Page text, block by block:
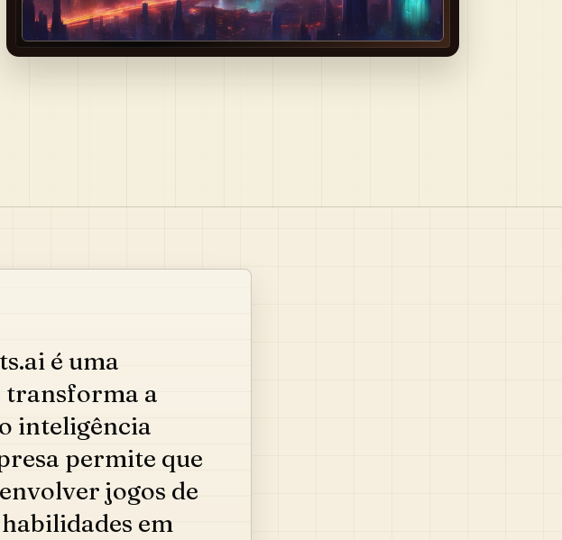
é uma
a
inteligência
permite que
jogos de
em